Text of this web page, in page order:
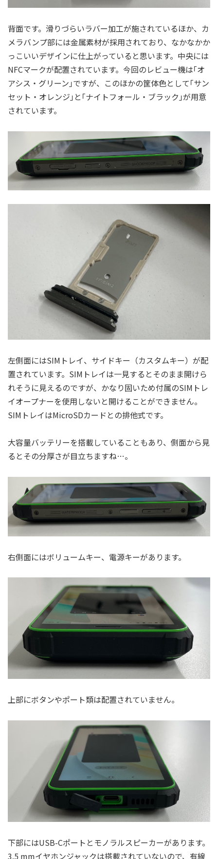
背面です。滑りづらいラバー加工が施されているほか、カ
メラバンプ部には金属素材が採用されており、なかなかか
っこいいデザインに仕上がっていると思います。中央には
NFCマークが配置されています。今回のレビュー機は｢オ
アシス・グリーン｣ですが、このほかの筐体色として｢サン
セット・オレンジ｣と｢ナイトフォール・ブラック｣が用意
されています。
左側面にはSIMトレイ、サイドキー（カスタムキー）が配
置されています。SIMトレイは一見するとそのまま開けら
れそうに見えるのですが、かなり固いため付属のSIMトレ
イオープナーを使用しないと開けることができません。
SIMトレイはMicroSDカードとの排他式です。
大容量バッテリーを搭載していることもあり、側面から見
るとその分厚さが目立ちますね…。
右側面にはボリュームキー、電源キーがあります。
上部にボタンやポート類は配置されていません。
下部にはUSB-Cポートとモノラルスピーカーがあります。
3.5 mmイヤホンジャックは搭載されていないので、有線